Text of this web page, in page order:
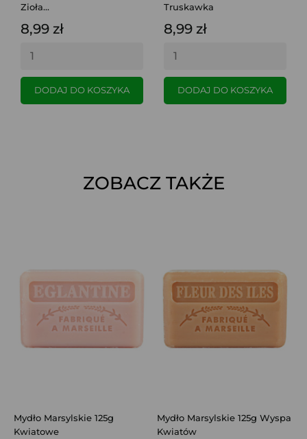
Zioła...
8,99 zł
DODAJ DO KOSZYKA
Truskawka
8,99 zł
DODAJ DO KOSZYKA
ZOBACZ TAKŻE
Mydło Marsylskie 125g
Kwiatowe
Mydło Marsylskie 125g Wyspa
Kwiatów